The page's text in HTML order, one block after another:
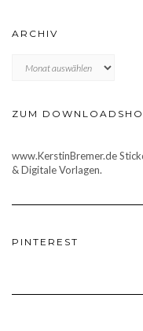
ARCHIV
ZUM
www.KerstinBremer.de
& Digitale Vorlagen.
PINTEREST